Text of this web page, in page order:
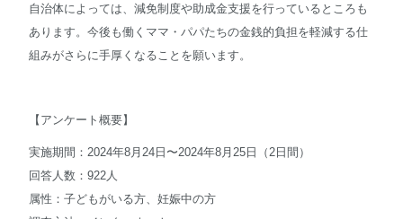
自治体によっては、減免制度や助成金支援を行っているところも
あります。今後も働くママ・パパたちの金銭的負担を軽減する仕
組みがさらに手厚くなることを願います。
【アンケート概要】
実施期間：2024年8月24日〜2024年8月25日（2日間）
回答人数：922人
属性：子どもがいる方、妊娠中の方